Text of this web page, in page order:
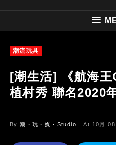
潮流玩具
[潮生活] 《航海
植村秀 聯名2020
By潮・玩・媒・Studio At 10月